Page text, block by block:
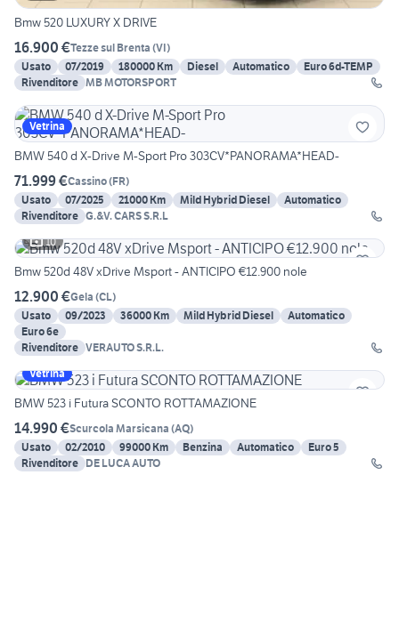
Bmw 520 LUXURY X DRIVE
16.900 €Tezze sul Brenta (VI)
Usato
07/2019 180000 Km Diesel Automatico
Euro 6d-TEMP
Rivenditore MB MOTORSPORT
Vetrina
BMW 540 d X-Drive M-Sport Pro 303CV*PANORAMA*HEAD-
71.999 €Cassino(FR)
Usato
07/2025 21000 Km Mild Hybrid Diesel
Automatico
Rivenditore G.&V. CARS S.R.L
10
Bmw 520d 48V xDrive Msport - ANTICIPO €12.900 nole
12.900 €Gela (CL)
Usato
09/2023 36000 Km Mild Hybrid Diesel
Automatico
Euro 6e
Rivenditore VERAUTO S.R.L.
Vetrina
BMW 523 i Futura SCONTO ROTTAMAZIONE
14.990 €Scurcola Marsicana (AQ)
Usato
02/2010 99000 Km Benzina Automatico
Euro 5
Rivenditore DE LUCA AUTO